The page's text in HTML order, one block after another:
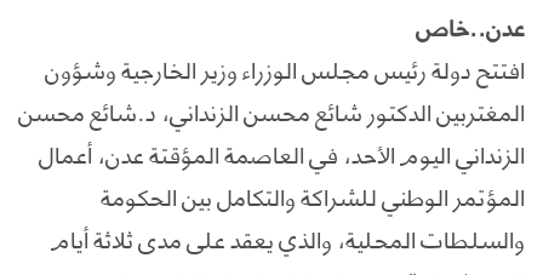
عدن..خاص
افتتح دولة رئيس مجلس الوزراء وزير الخارجية وشؤون
المغتربين الدكتور شائع محسن الزنداني، د.شائع محسن
الزنداني اليوم الأحد، في العاصمة المؤقتة عدن، أعمال
المؤتمر الوطني للشراكة والتكامل بين الحكومة
والسلطات المحلية، والذي يعقد على مدى ثلاثة أيام